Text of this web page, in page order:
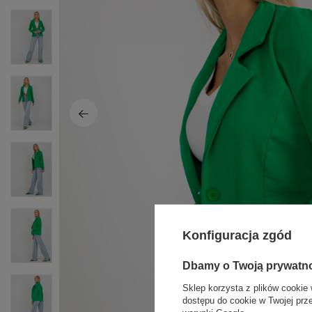
Konfiguracja zgód
Dbamy o Twoją
Sklep korzysta z plików cookie
dostępu do cookie w Twojej